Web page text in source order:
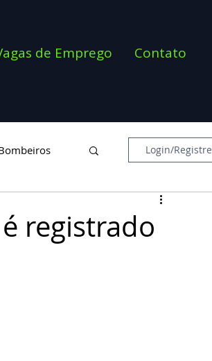
de Emprego Contato
Login/
registrado